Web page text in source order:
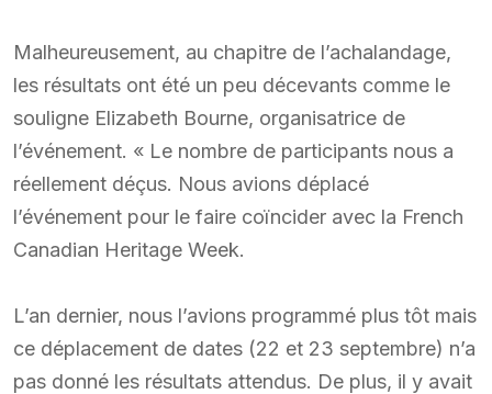
Malheureusement, au chapitre de l’achalandage,
les résultats ont été un peu décevants comme le
souligne Elizabeth Bourne, organisatrice de
l’événement. « Le nombre de participants nous a
réellement déçus. Nous avions déplacé
l’événement pour le faire coïncider avec la French
Canadian Heritage Week.
L’an dernier, nous l’avions programmé plus tôt mais
ce déplacement de dates (22 et 23 septembre) n’a
pas donné les résultats attendus. De plus, il y avait